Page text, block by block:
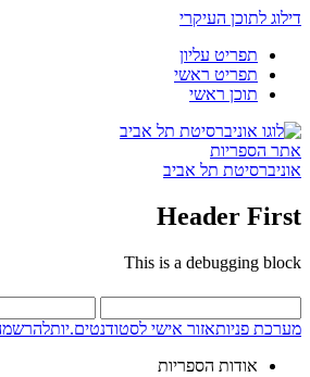
דילוג לתוכן העיקרי
תפריט עליון
תפריט ראשי
תוכן ראשי
אתר הספריות
אוניברסיטת תל אביב
Header First
This is a debugging block
מערכת פניותאזור אישי לסטודנטים.יות
אודות הספריות